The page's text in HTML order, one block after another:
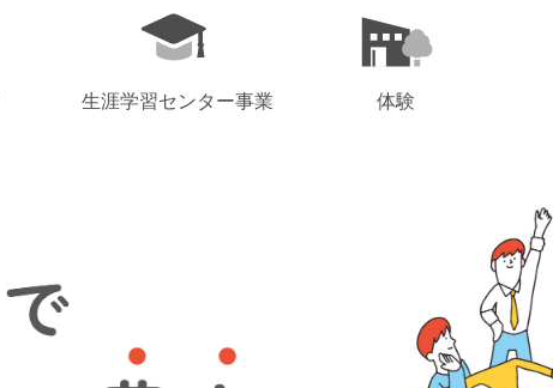
生涯学習センター事業 体験